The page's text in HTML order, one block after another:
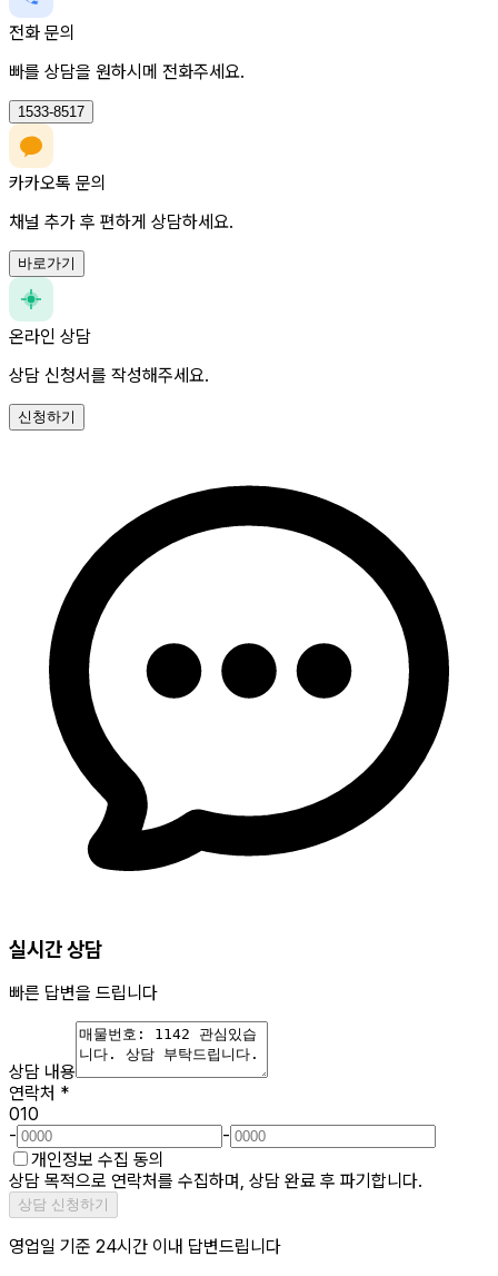
전화 문의
빠를 상담을 원하시메 전화주세요.
1533-8517
카카오톡 문의
채널 추가 후 편하게 상담하세요.
바로가기
온라인 상담
상담 신청서를 작성해주세요.
신청하기
실시간 상담
빠른 답변을 드립니다
상담 내용
연락처 *
010
-
-
개인정보 수집 동의
상담 목적으로 연락처를 수집하며, 상담 완료 후 파기합니다.
상담 신청하기
영업일 기준 24시간 이내 답변드립니다